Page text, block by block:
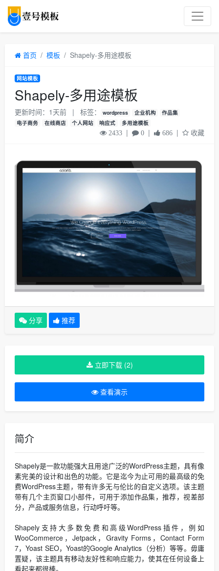
首页 模板 Shapely-多用途模板
网站模板
Shapely-多用途模板
更新时间：1天前 | 标签： wordpress 企业机构
作品集
电子商务
在线商店 个人网站 响应式 多用途模板
2433 | 0 | 686 | 收藏
分享 推荐
立即下载 (2)
查看演示
简介
Shapely是一款功能强大且用途广泛的WordPress主题，具有像
素完美的设计和出色的功能。它是迄今为止可用的最高级的免
费WordPress主题，带有许多无与伦比的自定义选项。该主题
带有几个主页窗口小部件，可用于添加作品集，推荐，视差部
分，产品或服务信息，行动呼吁等。
Shapely支持大多数免费和高级WordPress插件，例如
WooCommerce，Jetpack，Gravity Forms，Contact Form
7，Yoast SEO，Yoast的Google Analytics（分析）等等。毋庸
置疑，该主题具有移动友好性和响应能力，使其在任何设备上
看起来都很棒。